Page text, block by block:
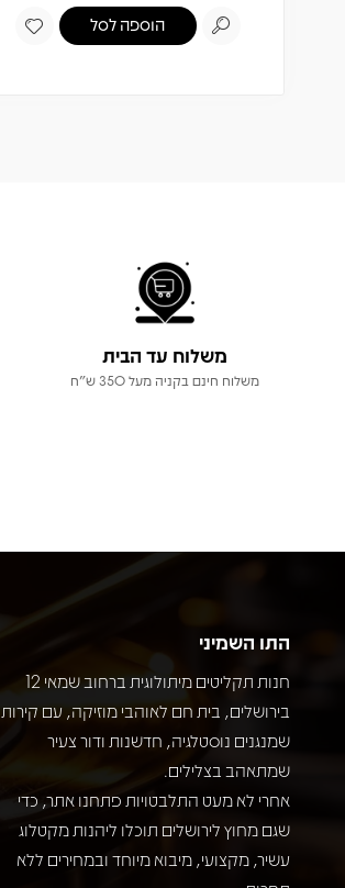
הוספה לסל
משלוח עד הבית
משלוח חינם בקניה מעל 350 ש"ח
התו השמיני
חנות תקליטים מיתולוגית ברחוב שמאי 12
בירושלים, בית חם לאוהבי מוזיקה, עם קירות
שמנגנים נוסטלגיה, חדשנות ודור צעיר
שמתאהב בצלילים.
אחרי לא מעט התלבטויות פתחנו אתר, כדי
שגם מחוץ לירושלים תוכלו ליהנות מקטלוג
עשיר, מקצועי, מיבוא מיוחד ובמחירים ללא